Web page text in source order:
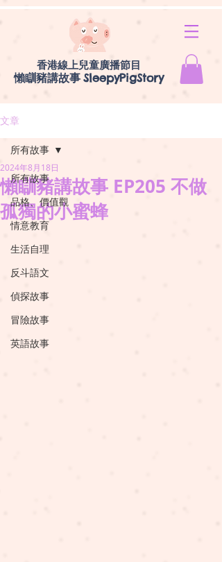
香港線上兒童廣播節目
懶瞓豬講故事 SleepyPigStory
文章
所有故事
品格、價值觀
情意教育
生活自理
反斗語文
偵探故事
冒險故事
英語故事
所有故事
懶瞓豬講故事 EP205 不做
孤獨的小蜜蜂
2024年8月18日